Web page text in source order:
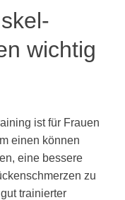
wichtig
ist für Frauen
einen können
eine bessere
zu
trainierter